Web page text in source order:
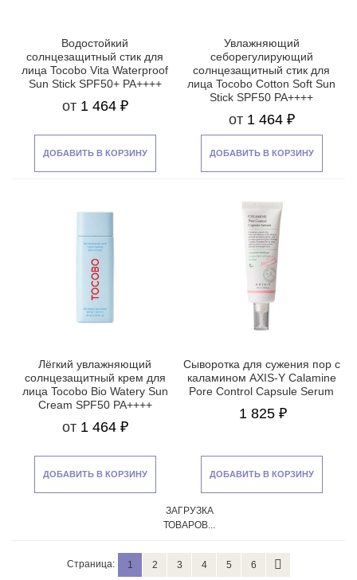
Водостойкий
солнцезащитный стик для
лица Tocobo Vita Waterproof
Sun Stick SPF50+ PA++++
от 1 464 ₽
ДОБАВИТЬ В КОРЗИНУ
Увлажняющий
себорегулирующий
солнцезащитный стик для
лица Tocobo Cotton Soft Sun
Stick SPF50 PA++++
от 1 464 ₽
ДОБАВИТЬ В КОРЗИНУ
Лёгкий увлажняющий
солнцезащитный крем для
лица Tocobo Bio Watery Sun
Cream SPF50 PA++++
от 1 464 ₽
ДОБАВИТЬ В КОРЗИНУ
Сыворотка для сужения пор с
каламином AXIS-Y Calamine
Pore Control Capsule Serum
1 825 ₽
ДОБАВИТЬ В КОРЗИНУ
ЗАГРУЗКА
ТОВАРОВ...
Страница: 1 2 3 4 5 6